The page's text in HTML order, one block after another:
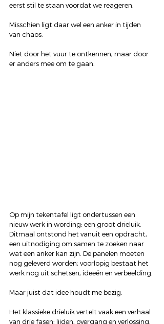
eerst stil te staan voordat we reageren.
Misschien ligt daar wel een anker in tijden
van chaos.
Niet door het vuur te ontkennen, maar door
er anders mee om te gaan.
Op mijn tekentafel ligt ondertussen een
nieuw werk in wording: een groot drieluik.
Ditmaal ontstond het vanuit een opdracht,
een uitnodiging om samen te zoeken naar
wat een anker kan zijn. De panelen moeten
nog geleverd worden; voorlopig bestaat het
werk nog uit schetsen, ideeën en verbeelding.
Maar juist dat idee houdt me bezig.
Het klassieke drieluik vertelt vaak een verhaal
van drie fasen: lijden, overgang en verlossing.